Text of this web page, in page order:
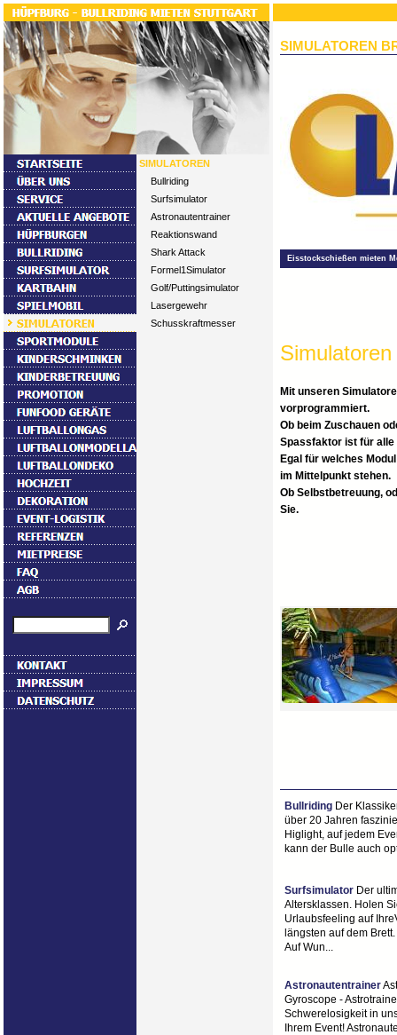
SIMULATOREN
Bullriding
Surfsimulator
Astronautentrainer
Reaktionswand
Shark Attack
Formel1Simulator
Golf/Puttingsimulator
Lasergewehr
Schusskraftmesser
SIMULATOREN
Eisstockschießen mieten
Simulatoren
Mit unseren
vorprogrammiert.
Ob beim Zuschauen
Spassfaktor ist für alle
Egal für welches
im Mittelpunkt stehen.
Ob Selbstbetreuung,
Sie.
Bullriding Der
über 20 Jahren
Higlight, auf jedem
kann der Bulle auch
Surfsimulator Der
Altersklassen. Holen
Urlaubsfeeling auf
längsten auf dem
Auf Wun...
Astronautentrainer
Gyroscope -
Schwerelosigkeit in
Ihrem Event!